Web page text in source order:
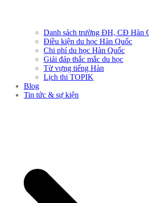
Danh sách trường ĐH, CĐ Hàn
Điều kiện du học Hàn Quốc
Chi phí du học Hàn Quốc
Giải đáp thắc mắc du học
Từ vựng tiếng Hàn
Lịch thi TOPIK
Blog
Tin tức & sự kiện